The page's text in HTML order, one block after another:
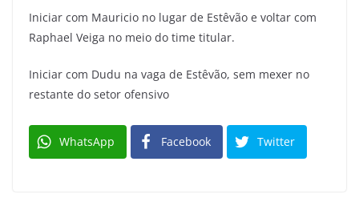
Iniciar com Mauricio no lugar de Estêvão e voltar com
Raphael Veiga no meio do time titular.
Iniciar com Dudu na vaga de Estêvão, sem mexer no
restante do setor ofensivo
WhatsApp Facebook Twitter